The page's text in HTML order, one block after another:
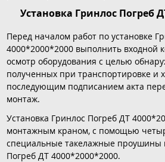
Установка Гринлос Погреб
Перед началом работ по установке
4000*2000*2000 выполнить входной
осмотр оборудования с целью
полученных при транспортировке и
последующим подписанием акта
монтаж.
Установка Гринлос Погреб ДТ
монтажным краном, с помощью
специальные такелажные проушины
Погреб ДТ 4000*2000*2000.